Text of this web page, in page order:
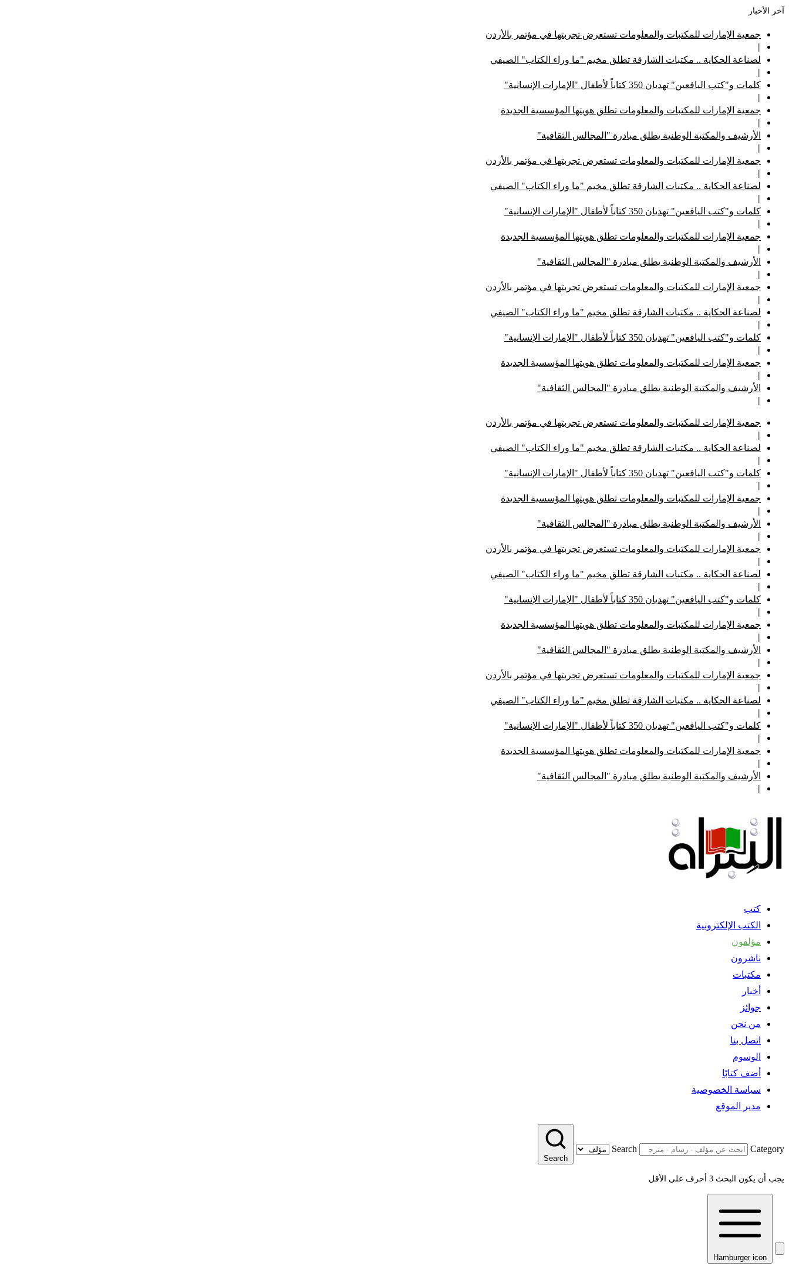
آخر الأخبار
جمعية الإمارات للمكتبات والمعلومات تستعرض تجربتها في مؤتمر بالأردن
||
لصناعة الحكاية .. مكتبات الشارقة تطلق مخيم "ما وراء الكتاب" الصيفي
||
كلمات و"كتب اليافعين" تهديان 350 كتاباً لأطفال "الإمارات الإنسانية"
||
جمعية الإمارات للمكتبات والمعلومات تطلق هويتها المؤسسية الجديدة
||
الأرشيف والمكتبة الوطنية يطلق مبادرة "المجالس الثقافية"
||
جمعية الإمارات للمكتبات والمعلومات تستعرض تجربتها في مؤتمر بالأردن
||
لصناعة الحكاية .. مكتبات الشارقة تطلق مخيم "ما وراء الكتاب" الصيفي
||
كلمات و"كتب اليافعين" تهديان 350 كتاباً لأطفال "الإمارات الإنسانية"
||
جمعية الإمارات للمكتبات والمعلومات تطلق هويتها المؤسسية الجديدة
||
الأرشيف والمكتبة الوطنية يطلق مبادرة "المجالس الثقافية"
||
جمعية الإمارات للمكتبات والمعلومات تستعرض تجربتها في مؤتمر بالأردن
||
لصناعة الحكاية .. مكتبات الشارقة تطلق مخيم "ما وراء الكتاب" الصيفي
||
كلمات و"كتب اليافعين" تهديان 350 كتاباً لأطفال "الإمارات الإنسانية"
||
جمعية الإمارات للمكتبات والمعلومات تطلق هويتها المؤسسية الجديدة
||
الأرشيف والمكتبة الوطنية يطلق مبادرة "المجالس الثقافية"
||
جمعية الإمارات للمكتبات والمعلومات تستعرض تجربتها في مؤتمر بالأردن
||
لصناعة الحكاية .. مكتبات الشارقة تطلق مخيم "ما وراء الكتاب" الصيفي
||
كلمات و"كتب اليافعين" تهديان 350 كتاباً لأطفال "الإمارات الإنسانية"
||
جمعية الإمارات للمكتبات والمعلومات تطلق هويتها المؤسسية الجديدة
||
الأرشيف والمكتبة الوطنية يطلق مبادرة "المجالس الثقافية"
||
جمعية الإمارات للمكتبات والمعلومات تستعرض تجربتها في مؤتمر بالأردن
||
لصناعة الحكاية .. مكتبات الشارقة تطلق مخيم "ما وراء الكتاب" الصيفي
||
كلمات و"كتب اليافعين" تهديان 350 كتاباً لأطفال "الإمارات الإنسانية"
||
جمعية الإمارات للمكتبات والمعلومات تطلق هويتها المؤسسية الجديدة
||
الأرشيف والمكتبة الوطنية يطلق مبادرة "المجالس الثقافية"
||
جمعية الإمارات للمكتبات والمعلومات تستعرض تجربتها في مؤتمر بالأردن
||
لصناعة الحكاية .. مكتبات الشارقة تطلق مخيم "ما وراء الكتاب" الصيفي
||
كلمات و"كتب اليافعين" تهديان 350 كتاباً لأطفال "الإمارات الإنسانية"
||
جمعية الإمارات للمكتبات والمعلومات تطلق هويتها المؤسسية الجديدة
||
الأرشيف والمكتبة الوطنية يطلق مبادرة "المجالس الثقافية"
||
كتب
الكتب الإلكترونية
مؤلفون
ناشرون
مكتبات
أخبار
جوائز
من نحن
اتصل بنا
الوسوم
أضف كتابًا
سياسة الخصوصية
مدير الموقع
Search Category
Search
يجب أن يكون البحث 3 أحرف على الأقل
Hamburger icon